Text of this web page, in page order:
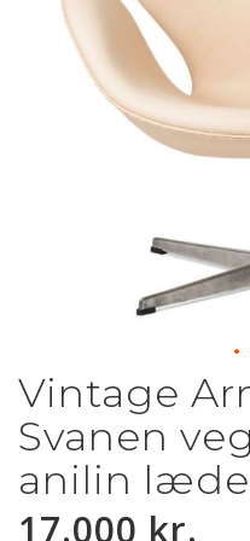
Gå
til
starten
af
billedgalleriet
Vintage
Svanen
anilin
17.000 kr.